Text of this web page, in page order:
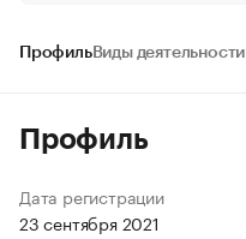
ПрофильВиды деятельности
Профиль
Дата регистрации
23 сентября 2021